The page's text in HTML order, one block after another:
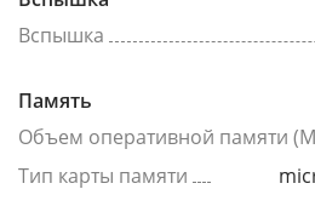
Вспышка
Память
Объем оперативной памяти
Тип карты памяти